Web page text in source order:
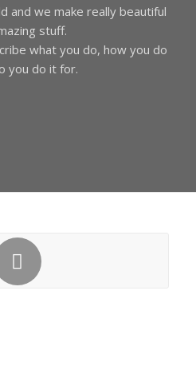
and we make really beautiful
stuff.
what you do, how you do
you do it for.